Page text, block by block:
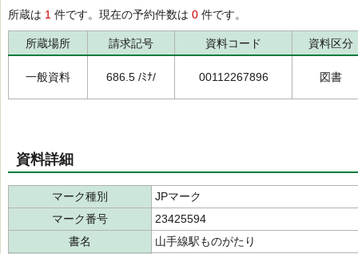
所蔵は 1 件です。現在の予約件数は 0 件です。
所蔵場所 請求記号 資料コード 資料区分
一般資料 686.5 /ﾐﾅ/ 00112267896 図書
資料詳細
マーク種別
JPマーク
マーク番号
23425594
書名
山手線駅ものがたり